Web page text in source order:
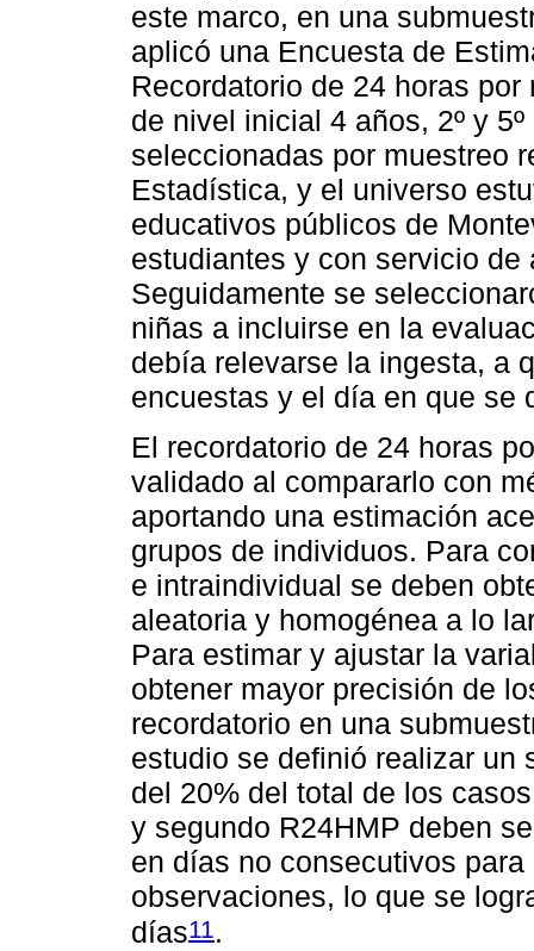
este marco, en una
aplicó una Encuesta de
Recordatorio de 24 horas
de nivel inicial 4 años, 2º y
seleccionadas por muestreo
Estadística, y el universo
educativos públicos de
estudiantes y con servicio
Seguidamente se
niñas a incluirse en la
debía relevarse la ingesta, a
encuestas y el día en que se
El recordatorio de 24 horas
validado al compararlo con
aportando una estimación
grupos de individuos. Para
e intraindividual se deben
aleatoria y homogénea a lo
Para estimar y ajustar la
obtener mayor precisión de
recordatorio en una
estudio se definió realizar un
del 20% del total de los
y segundo R24HMP deben
en días no consecutivos
observaciones, lo que se
días11 .